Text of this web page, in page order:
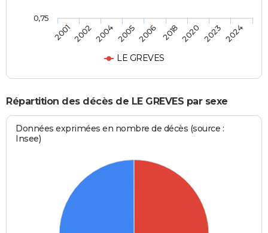
LE GREVES
200120022004 20052006 2018 2020 2023 2024
0,75
Répartition des décès de LE GREVES par sexe
Données exprimées en nombre de décès (source :
Insee)